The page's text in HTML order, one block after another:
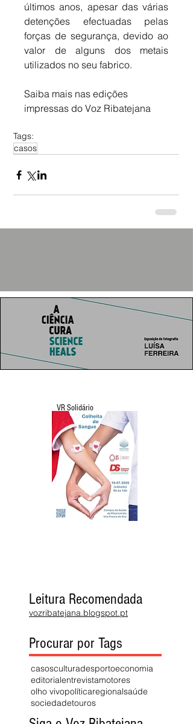
últimos anos, apesar das várias
detenções efectuadas pelas
forças de segurança, devido ao
valor de alguns dos metais
utilizados no seu fabrico.
Saiba mais nas edições
impressas do Voz Ribatejana
Tags:
casos
VR Solidário
Leitura Recomendada
vozribatejana.blogspot.pt
Procurar por Tags
casosculturadesportoeconomia
editorialentrevistamotores
olho vivopolíticaregionalsaúde
sociedadetouros